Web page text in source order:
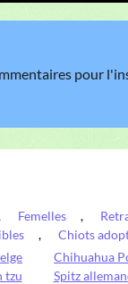
pour
Femelles ,
,
Chiots
Chihuahua
tzu Spitz